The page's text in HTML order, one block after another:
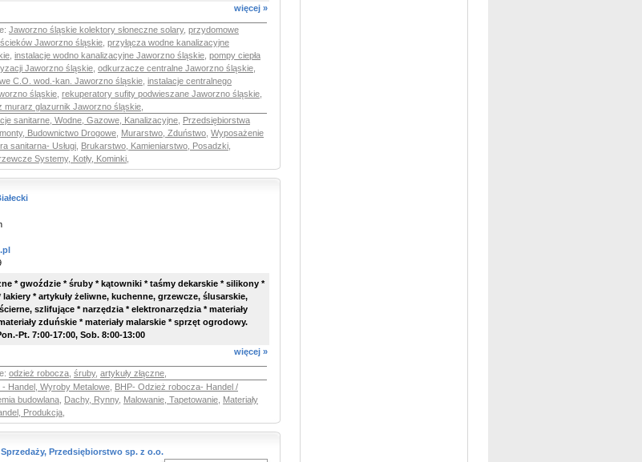
więcej »
Jaworzno śląskie kolektory słoneczne solary, przydomowe
Jaworzno śląskie przyłącza wodne kanalizacyjne
instalacje wodno kanalizacyjne Jaworzno śląskie pompy ciepła
Jaworzno śląskie odkurzacze centralne Jaworzno śląskie
C.O. wod.-kan. Jaworzno śląskie instalacje centralnego
śląskie rekuperatory sufity podwieszane Jaworzno śląskie
murarz glazurnik Jaworzno śląskie
sanitarne, Wodne, Gazowe, Kanalizacyjne Przedsiębiorstwa
Budownictwo Drogowe Murarstwo, Zduństwo Wyposażenie
sanitarna- Usługi Brukarstwo, Kamieniarstwo, Posadzki
Systemy, Kotły, Kominki
* gwoździe * śruby * kątowniki * taśmy dekarskie * silikony *
lakiery * artykuły żeliwne, kuchenne, grzewcze, ślusarskie,
szlifujące * narzędzia * elektronarzędzia * materiały
zduńskie * materiały malarskie * sprzęt ogrodowy.
Pt. 7:00-17:00, Sob. 8:00-13:00
więcej »
odzież robocza śruby, artykuły złączne
- Handel, Wyroby Metalowe BHP- Odzież robocza- Handel /
budowlana Dachy, Rynny, Malowanie, Tapetowanie Materiały
Produkcja
Przedsiębiorstwo sp. z o.o.